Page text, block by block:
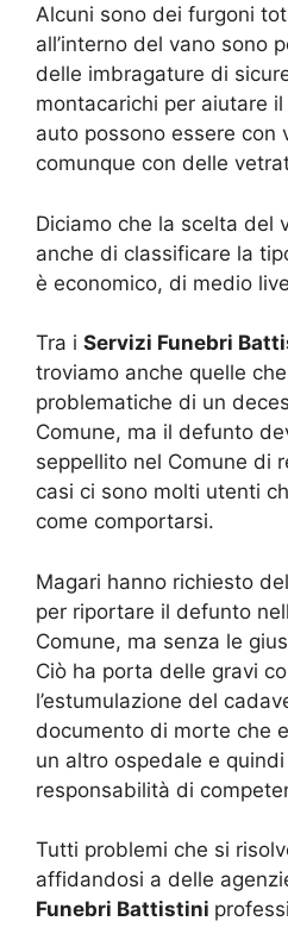
Alcuni sono dei furgoni
all’interno del vano sono
delle imbragature di
montacarichi per aiutare
auto possono essere con
comunque con delle
Diciamo che la scelta del
anche di classificare la
è economico, di medio
Tra i Servizi Funebri
troviamo anche quelle
problematiche di un
Comune, ma il defunto
seppellito nel Comune di
casi ci sono molti utenti
come comportarsi.
Magari hanno richiesto
per riportare il defunto
Comune, ma senza le
Ciò ha porta delle gravi
l’estumulazione del
documento di morte che
un altro ospedale e
responsabilità di
Tutti problemi che si
affidandosi a delle
Funebri Battistini